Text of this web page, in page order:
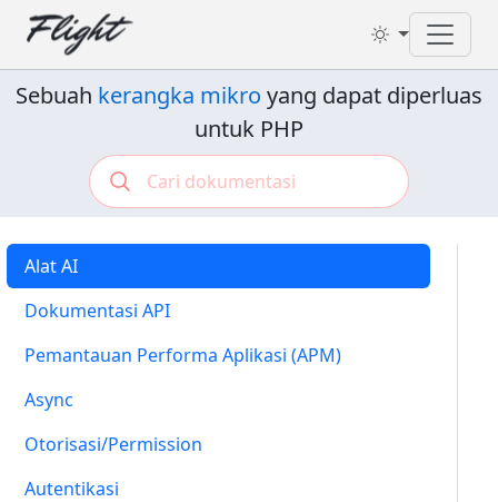
Sebuah kerangka mikro yang dapat diperluas
untuk PHP
Alat AI
Dokumentasi API
Pemantauan Performa Aplikasi (APM)
Async
Otorisasi/Permission
Autentikasi